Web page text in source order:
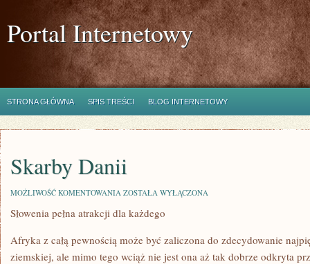
Portal Internetowy
STRONA GŁÓWNA SPIS TREŚCI BLOG INTERNETOWY
Skarby Danii
MOŻLIWOŚĆ KOMENTOWANIA SKARBY
ZOSTAŁA WYŁĄCZONA
Słowenia pełna atrakcji dla każdego
Afryka z całą pewnością może być zaliczona do zdecydowanie
ziemskiej, ale mimo tego wciąż nie jest ona aż tak dobrze odkryta